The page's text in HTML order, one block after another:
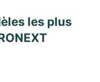
les plus